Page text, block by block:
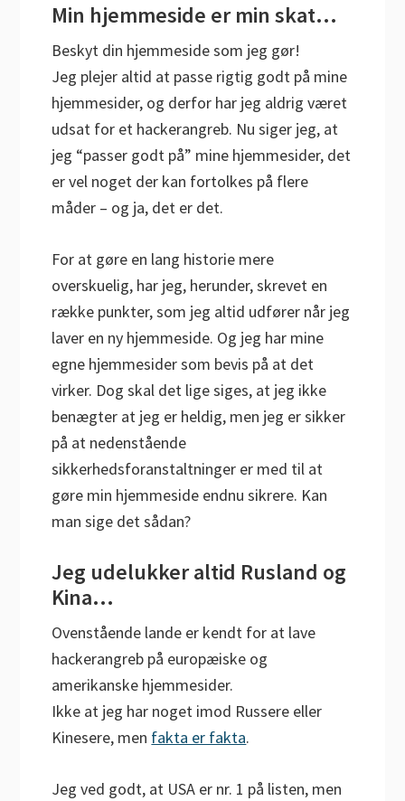
Min hjemmeside er min skat…
Beskyt din hjemmeside som jeg gør!
Jeg plejer altid at passe rigtig godt på mine
hjemmesider, og derfor har jeg aldrig været
udsat for et hackerangreb. Nu siger jeg, at
jeg “passer godt på” mine hjemmesider, det
er vel noget der kan fortolkes på flere
måder – og ja, det er det.
For at gøre en lang historie mere
overskuelig, har jeg, herunder, skrevet en
række punkter, som jeg altid udfører når jeg
laver en ny hjemmeside. Og jeg har mine
egne hjemmesider som bevis på at det
virker. Dog skal det lige siges, at jeg ikke
benægter at jeg er heldig, men jeg er sikker
på at nedenstående
sikkerhedsforanstaltninger er med til at
gøre min hjemmeside endnu sikrere. Kan
man sige det sådan?
Jeg udelukker altid Rusland og
Kina…
Ovenstående lande er kendt for at lave
hackerangreb på europæiske og
amerikanske hjemmesider.
Ikke at jeg har noget imod Russere eller
Kinesere, men fakta er fakta.
Jeg ved godt, at USA er nr. 1 på listen, men